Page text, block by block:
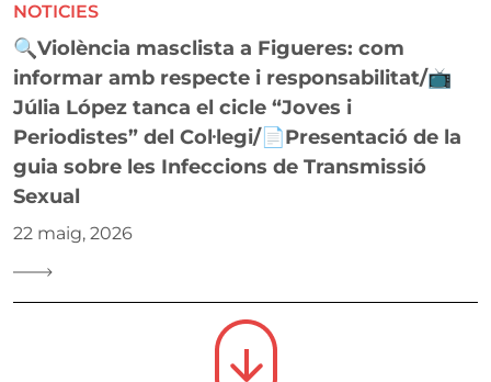
NOTICIES
🔍Violència masclista a Figueres: com
informar amb respecte i responsabilitat/📺
Júlia López tanca el cicle “Joves i
Periodistes” del Col·legi/📄Presentació de la
guia sobre les Infeccions de Transmissió
Sexual
22 maig, 2026